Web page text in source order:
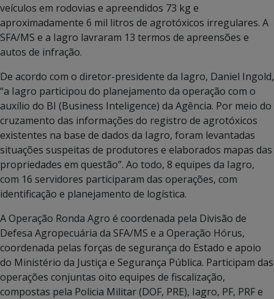
veículos em rodovias e apreendidos 73 kg e
aproximadamente 6 mil litros de agrotóxicos irregulares. A
SFA/MS e a Iagro lavraram 13 termos de apreensões e
autos de infração.
De acordo com o diretor-presidente da Iagro, Daniel Ingold,
“a Iagro participou do planejamento da operação com o
auxílio do BI (Business Inteligence) da Agência. Por meio do
cruzamento das informações do registro de agrotóxicos
existentes na base de dados da Iagro, foram levantadas
situações suspeitas de produtores e elaborados mapas das
propriedades em questão”. Ao todo, 8 equipes da Iagro,
com 16 servidores participaram das operações, com
identificação e planejamento de logística.
A Operação Ronda Agro é coordenada pela Divisão de
Defesa Agropecuária da SFA/MS e a Operação Hórus,
coordenada pelas forças de segurança do Estado e apoio
do Ministério da Justiça e Segurança Pública. Participam das
operações conjuntas oito equipes de fiscalização,
compostas pela Policia Militar (DOF, PRE), Iagro, PF, PRF e